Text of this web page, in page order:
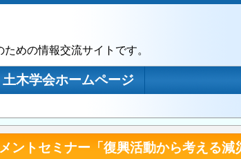
めの情報交流サイトです。
土木学会ホームページ
ントセミナー「復興活動から考える減